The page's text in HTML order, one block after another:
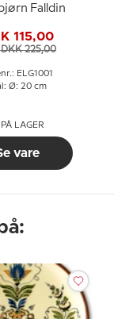
Falldin
115,00
225,00
ELG1001
Ø: 20 cm
PÅ LAGER
vare